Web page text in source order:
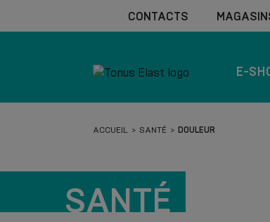
CONTACTS
E-
ACCUEIL SANTÉ DOULEUR
SANTÉ